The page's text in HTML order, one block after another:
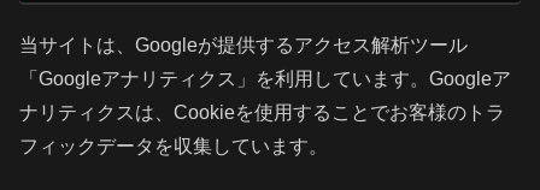
当サイトは、Googleが提供するアクセス解析ツール
「Googleアナリティクス」を利用しています。Googleア
ナリティクスは、Cookieを使用することでお客様のトラ
フィックデータを収集しています。